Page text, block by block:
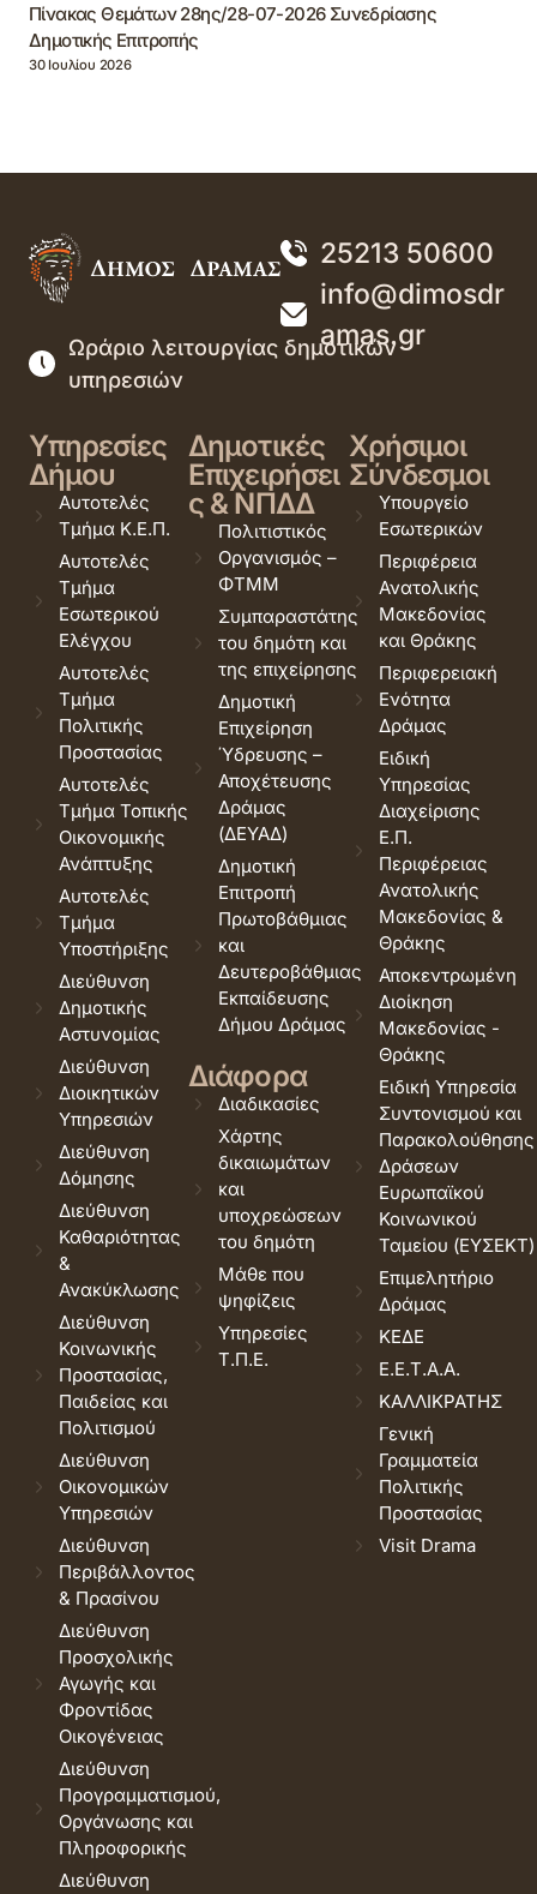
Πίνακας Θεμάτων 28ης/28-07-2026 Συνεδρίασης
Δημοτικής Επιτροπής
30 Ιουλίου 2026
25213 50600
info@dimosdr
amas.gr
Ωράριο λειτουργίας δημοτικών
υπηρεσιών
Υπηρεσίες
Δήμου
Αυτοτελές
Τμήμα Κ.Ε.Π.
Αυτοτελές
Τμήμα
Εσωτερικού
Ελέγχου
Αυτοτελές
Τμήμα
Πολιτικής
Προστασίας
Αυτοτελές
Τμήμα Τοπικής
Οικονομικής
Ανάπτυξης
Αυτοτελές
Τμήμα
Υποστήριξης
Διεύθυνση
Δημοτικής
Αστυνομίας
Διεύθυνση
Διοικητικών
Υπηρεσιών
Διεύθυνση
Δόμησης
Διεύθυνση
Καθαριότητας
&
Ανακύκλωσης
Διεύθυνση
Κοινωνικής
Προστασίας,
Παιδείας και
Πολιτισμού
Διεύθυνση
Οικονομικών
Υπηρεσιών
Διεύθυνση
Περιβάλλοντος
& Πρασίνου
Διεύθυνση
Προσχολικής
Αγωγής και
Φροντίδας
Οικογένειας
Διεύθυνση
Προγραμματισμού,
Οργάνωσης και
Πληροφορικής
Διεύθυνση
Δημοτικές
Επιχειρήσει
ς & ΝΠΔΔ
Πολιτιστικός
Οργανισμός –
ΦΤΜΜ
Συμπαραστάτης
του δημότη και
της επιχείρησης
Δημοτική
Επιχείρηση
Ύδρευσης –
Αποχέτευσης
Δράμας
(ΔΕΥΑΔ)
Δημοτική
Επιτροπή
Πρωτοβάθμιας
και
Δευτεροβάθμιας
Εκπαίδευσης
Δήμου Δράμας
Διάφορα
Διαδικασίες
Χάρτης
δικαιωμάτων
και
υποχρεώσεων
του δημότη
Μάθε που
ψηφίζεις
Υπηρεσίες
Τ.Π.Ε.
Χρήσιμοι
Σύνδεσμοι
Υπουργείο
Εσωτερικών
Περιφέρεια
Ανατολικής
Μακεδονίας
και Θράκης
Περιφερειακή
Ενότητα
Δράμας
Ειδική
Υπηρεσίας
Διαχείρισης
Ε.Π.
Περιφέρειας
Ανατολικής
Μακεδονίας &
Θράκης
Αποκεντρωμένη
Διοίκηση
Μακεδονίας -
Θράκης
Ειδική Υπηρεσία
Συντονισμού και
Παρακολούθησης
Δράσεων
Ευρωπαϊκού
Κοινωνικού
Ταμείου (ΕΥΣΕΚΤ)
Επιμελητήριο
Δράμας
ΚΕΔΕ
Ε.Ε.Τ.Α.Α.
ΚΑΛΛΙΚΡΑΤΗΣ
Γενική
Γραμματεία
Πολιτικής
Προστασίας
Visit Drama